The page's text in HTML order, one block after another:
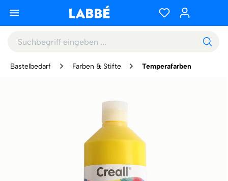
Bastelbedarf Farben & Stifte Temperafarben